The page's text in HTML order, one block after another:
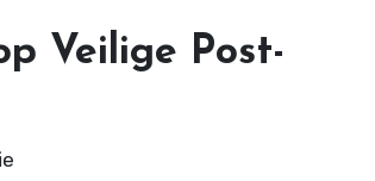
Veilige Post-